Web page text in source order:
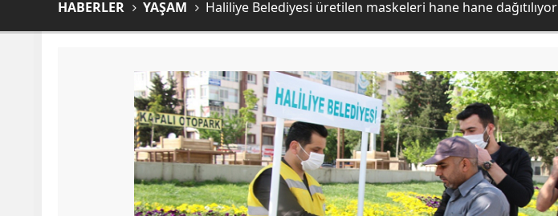
HABERLER YAŞAM Haliliye Belediyesi üretilen maskeleri hane hane dağıtılıyor